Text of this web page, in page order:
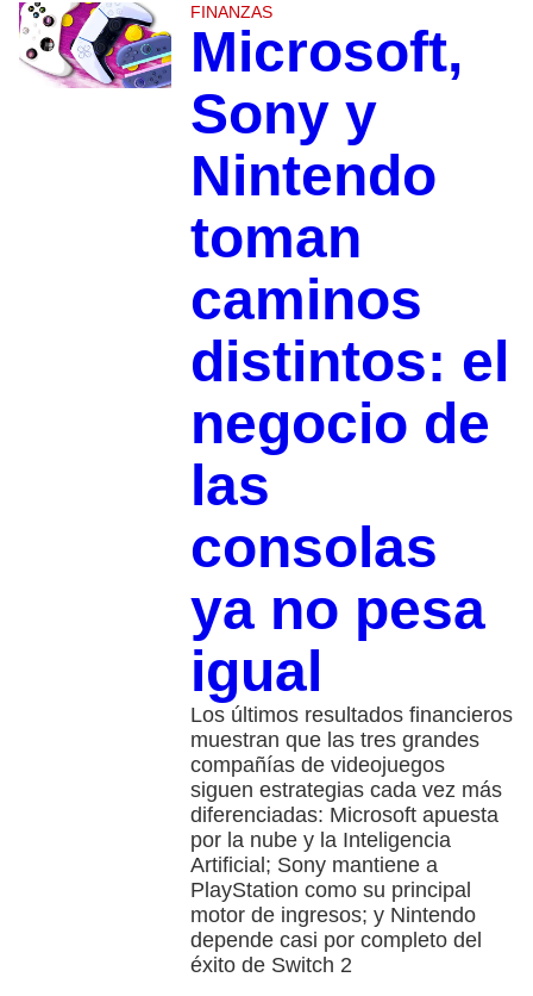
FINANZAS
Microsoft,
Sony y
Nintendo
toman
caminos
distintos: el
negocio de
las
consolas
ya no pesa
igual
Los últimos resultados financieros
muestran que las tres grandes
compañías de videojuegos
siguen estrategias cada vez más
diferenciadas: Microsoft apuesta
por la nube y la Inteligencia
Artificial; Sony mantiene a
PlayStation como su principal
motor de ingresos; y Nintendo
depende casi por completo del
éxito de Switch 2